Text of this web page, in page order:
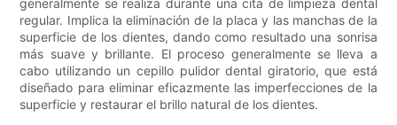
generalmente se realiza durante una cita de limpieza dental
regular. Implica la eliminación de la placa y las manchas de la
superficie de los dientes, dando como resultado una sonrisa
más suave y brillante. El proceso generalmente se lleva a
cabo utilizando un cepillo pulidor dental giratorio, que está
diseñado para eliminar eficazmente las imperfecciones de la
superficie y restaurar el brillo natural de los dientes.